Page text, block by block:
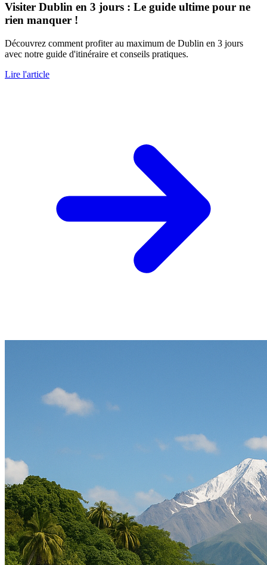
Visiter Dublin en 3 jours : Le guide ultime pour ne
rien manquer !
Découvrez comment profiter au maximum de Dublin en 3 jours
avec notre guide d'itinéraire et conseils pratiques.
Lire l'article